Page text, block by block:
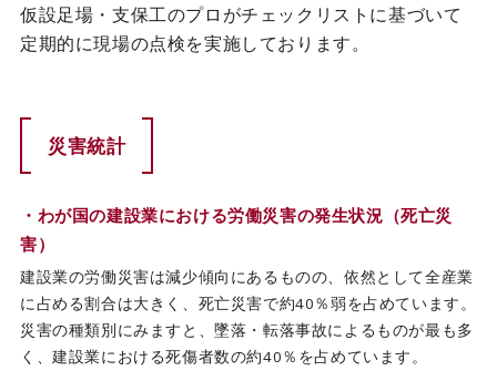
仮設足場・支保工のプロがチェックリストに基づいて
定期的に現場の点検を実施しております。
災害統計
・わが国の建設業における労働災害の発生状況（死亡災
害）
建設業の労働災害は減少傾向にあるものの、依然として全産業
に占める割合は大きく、死亡災害で約40％弱を占めています。
災害の種類別にみますと、墜落・転落事故によるものが最も多
く、建設業における死傷者数の約40％を占めています。